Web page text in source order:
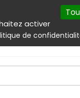
activer
de
Autres
Emploi